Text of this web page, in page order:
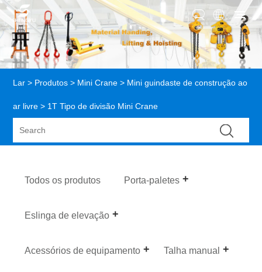
Lar > Produtos > Mini Crane > Mini guindaste de construção ao
ar livre > 1T Tipo de divisão Mini Crane
Todos os produtos Porta-paletes
Eslinga de elevação
Acessórios de equipamento Talha manual